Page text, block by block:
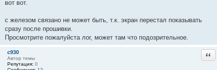
н
#
7
вот вот.
с железом связано не может быть, т.к. экран перестал показывать
сразу после прошивки.
Просмотрите пожалуйста лог, может там что подозрительное.
c930
Автор темы
Репутация: 0